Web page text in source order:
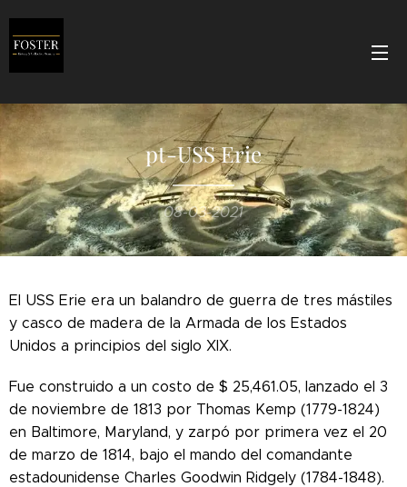
pt-USS Erie
08-03-2021
El USS Erie era un balandro de guerra de tres mástiles
y casco de madera de la Armada de los Estados
Unidos a principios del siglo XIX.
Fue construido a un costo de $ 25,461.05, lanzado el 3
de noviembre de 1813 por Thomas Kemp (1779-1824)
en Baltimore, Maryland, y zarpó por primera vez el 20
de marzo de 1814, bajo el mando del comandante
estadounidense Charles Goodwin Ridgely (1784-1848).